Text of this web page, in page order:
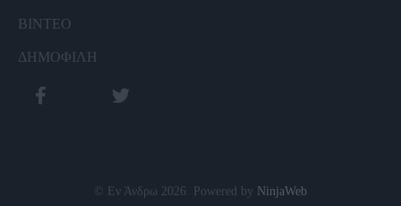
ΒΙΝΤΕΟ
ΔΗΜΟΦΙΛΗ
© Εν Άνδρω 2026. Powered by NinjaWeb